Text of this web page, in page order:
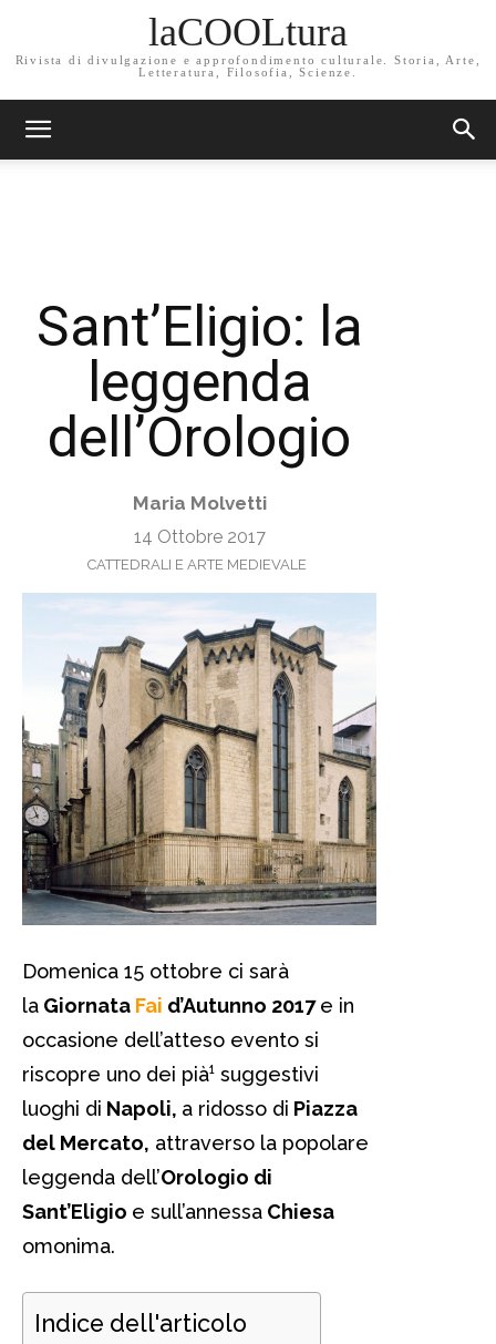
laCOOLtura
Rivista di divulgazione e approfondimento culturale. Storia, Arte,
Letteratura, Filosofia, Scienze.
Sant’Eligio: la
leggenda
dell’Orologio
Maria Molvetti
14 Ottobre 2017
CATTEDRALI E ARTE MEDIEVALE
Domenica 15 ottobre ci sarà
la Giornata Fai d’Autunno 2017e in
occasione dell’atteso evento si
riscopre uno dei pià¹ suggestivi
luoghi di Napoli, a ridosso di Piazza
del Mercato, attraverso la popolare
leggenda dell’Orologio di
Sant’Eligio e sull’annessa Chiesa
omonima.
Indice dell'articolo